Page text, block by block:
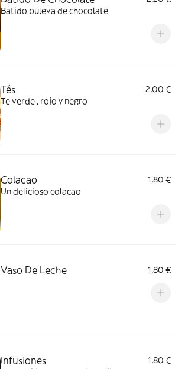
Batido puleva de chocolate
Tés
2,00 €
Te verde , rojo y negro
Colacao
1,80 €
Un delicioso colacao
Vaso De Leche 1,80 €
Infusiones
1,80 €